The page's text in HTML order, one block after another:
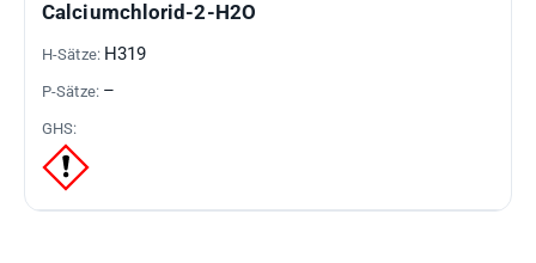
Calciumchlorid-2-H2O
H319
–